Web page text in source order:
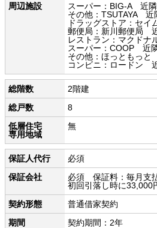
周辺施設
スーパー：BIG-A 近
その他：TSUTAYA
ドラッグストア：セ
郵便局：新川郵便局
レストラン：マクド
スーパー：COOP 近
その他：ほっともっ
コンビニ：ロードン
総階数
2階建
総戸数
8
低層住宅
専用地域
無
保証人代行
必須
保証会社
必須 保証料：毎月支
初回引落し時に33,000
契約形態
普通借家契約
期間
契約期間：2年